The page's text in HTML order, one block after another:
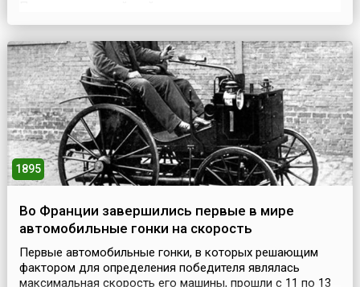
богдыхана Гуйлянем и Хуашаном.Документ состоял из
странами, и гарантировал личную безопасность ...
1895
Во Франции завершились первые в мире
автомобильные гонки на скорость
Первые автомобильные гонки, в которых решающим
фактором для определения победителя являлась
максимальная скорость его машины, прошли с 11 по 13